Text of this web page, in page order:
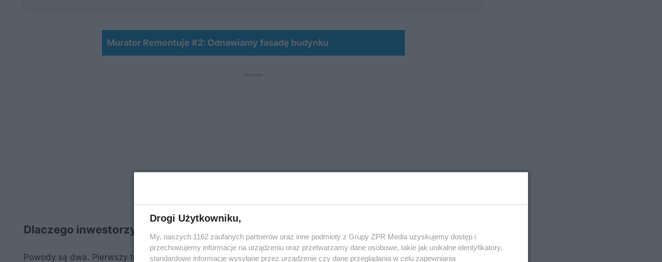
Murator Remontuje #2: Odnawiamy fasadę budynku
Dlaczego inwestorzy coraz częściej wybierają inne rozwiązania niż cegła?
Powody są dwa. Pierwszy to z pewnością wysoka cena tego materiału. Częściej jednak decydują kwestie
Drogi Użytkowniku,
My, naszych 1162 zaufanych partnerów oraz inne podmioty z Grupy ZPR Media uzyskujemy dostęp i
przechowujemy informacje na urządzeniu oraz przetwarzamy dane osobowe, takie jak unikalne identyfikatory,
standardowe informacje wysyłane przez urządzenie czy dane przeglądania w celu zapewniania